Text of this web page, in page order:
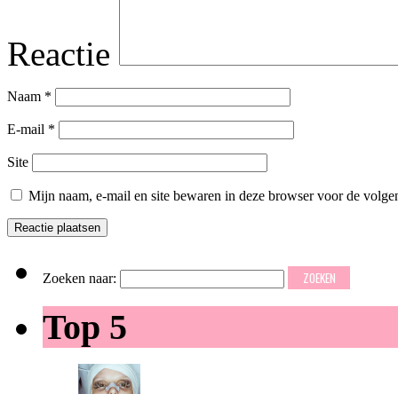
Reactie
Naam *
E-mail *
Site
Mijn naam, e-mail en site bewaren in deze browser voor de
Zoeken naar:
Top 5